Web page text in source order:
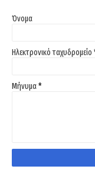
Όνομα
Ηλεκτρονικό ταχυδρομείο
Μήνυμα*